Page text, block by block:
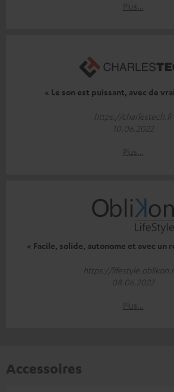
Plus…
« Le son est puissant, avec de
https://charlestech.fr
10.06.2022
Plus…
« Facile, solide, autonome et avec un
https://
08.06.2022
Plus…
Accessoires